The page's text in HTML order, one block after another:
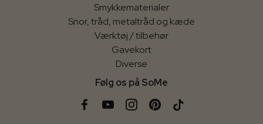
Smykkematerialer
Snor, tråd, metaltråd og kæde
Værktøj / tilbehør
Gavekort
Diverse
Følg os på SoMe